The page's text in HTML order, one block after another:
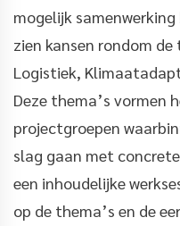
mogelijk
zien kansen rondom
Logistiek,
Deze thema’s vormen
projectgroepen
slag gaan met
een inhoudelijke
op de thema’s en de